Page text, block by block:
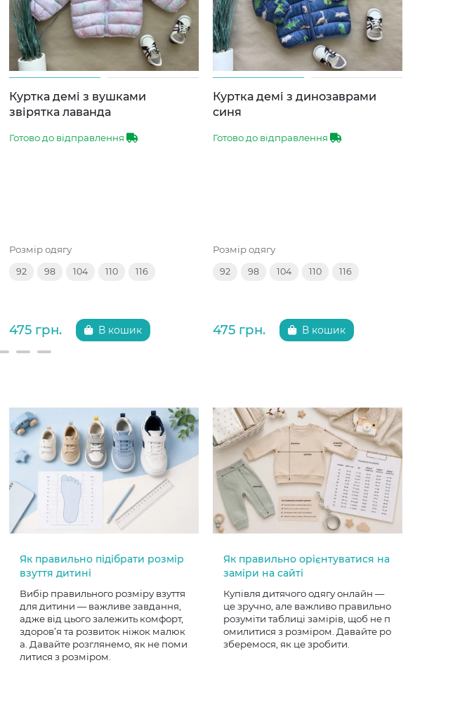
Куртка демі з вушками
звірятка лаванда
Готово до відправлення
Розмір одягу
92 98 104 110 116
475 грн. В кошик
Куртка демі з динозаврами
синя
Готово до відправлення
Розмір одягу
92 98 104 110 116
475 грн. В кошик
Як правильно підібрати розмір
взуття дитині
Вибір правильного розміру взуття
для дитини — важливе завдання,
адже від цього залежить комфорт,
здоров’я та розвиток ніжок малюк
а. Давайте розглянемо, як не поми
литися з розміром.
Як правильно орієнтуватися на
заміри на сайті
Купівля дитячого одягу онлайн —
це зручно, але важливо правильно
розуміти таблиці замірів, щоб не п
омилитися з розміром. Давайте ро
зберемося, як це зробити.